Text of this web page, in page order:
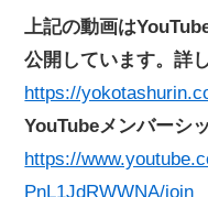
上記の動画は
公開しています。詳
https://
YouTubeメンバーシ
https://
PnL1JdRWWNA/join